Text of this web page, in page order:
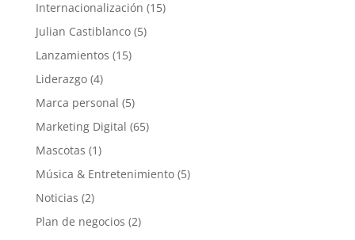
Internacionalización (15)
Julian Castiblanco(5)
Lanzamientos (15)
Liderazgo(4)
Marca personal (5)
Marketing Digital (65)
Mascotas (1)
Música & Entretenimiento(5)
Noticias (2)
Plan de negocios (2)